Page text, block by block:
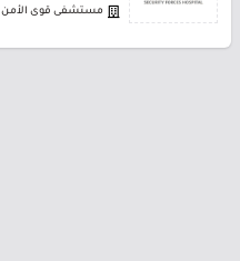
مستشفى قوى الأمن